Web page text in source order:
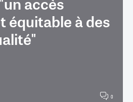
équitable à des
0